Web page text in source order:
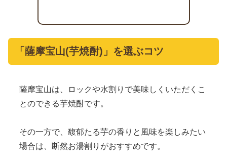
「薩摩宝山(芋焼酎)」を選ぶコツ
薩摩宝山は、ロックや水割りで美味しくいただくこ
とのできる芋焼酎です。
その一方で、馥郁たる芋の香りと風味を楽しみたい
場合は、断然お湯割りがおすすめです。